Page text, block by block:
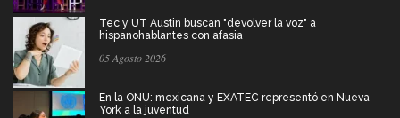
Tec y UT Austin buscan "devolver la voz" a
hispanohablantes con afasia
05 Agosto 2026
En la ONU: mexicana y EXATEC representó en Nueva
York a la juventud